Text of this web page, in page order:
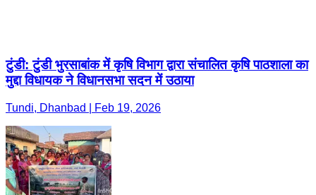
टुंडी: टुंडी भुरसाबांक में कृषि विभाग द्वारा संचालित कृषि पाठशाला का
मुद्दा विधायक ने विधानसभा सदन में उठाया
Tundi, Dhanbad | Feb 19, 2026